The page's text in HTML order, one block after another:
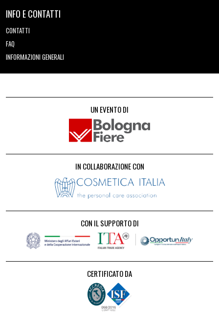
INFO E CONTATTI
CONTATTI
FAQ
INFORMAZIONI GENERALI
UN EVENTO DI
IN COLLABORAZIONE CON
CON IL SUPPORTO DI
CERTIFICATO DA